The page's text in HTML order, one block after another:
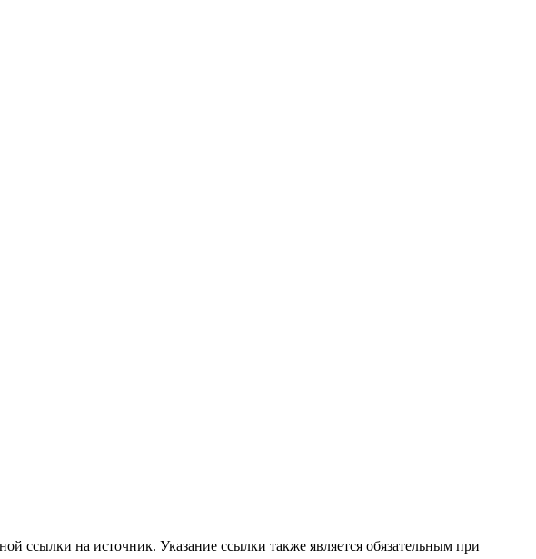
ссылки на источник. Указание ссылки также является обязательным при